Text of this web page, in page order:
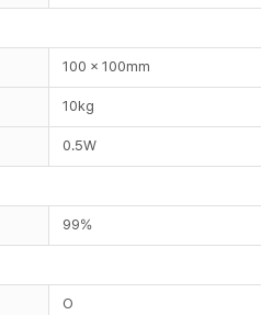
100 x 100mm
10kg
0.5W
99%
O